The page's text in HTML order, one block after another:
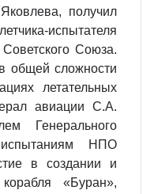
получил
испытателя
Союза.
общей сложности
летательных
авиации С.А.
Генерального
НПО
в создании и
«Буран»,